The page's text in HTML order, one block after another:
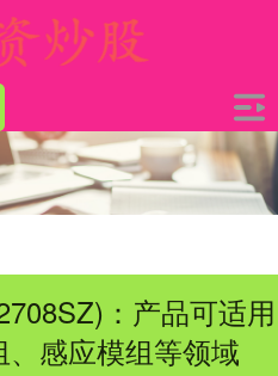
：产品可适用
感应模组等领域